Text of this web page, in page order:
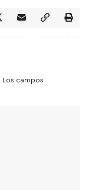
Los campos